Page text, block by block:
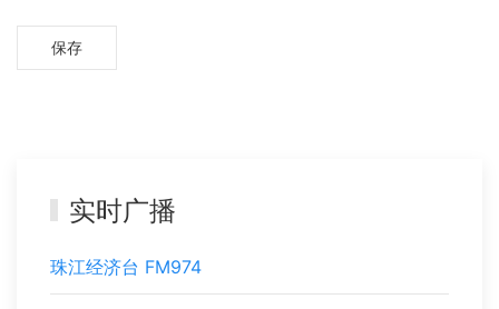
实时广播
珠江经济台 FM974